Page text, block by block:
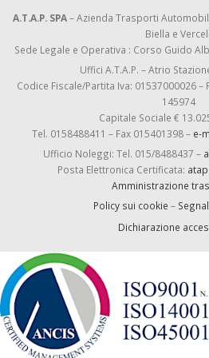
A.T.A.P. SPA– Azienda Trasporti
Biella e
Sede Legale e Operativa : Corso Guido
Uffici A.T.A.P. – Atrio
Codice Fiscale/Partita Iva: 01537000026 –
145974
Capitale Sociale €
Tel. 0158488411 – Fax 015401398 – e-
Ufficio Noleggi: Tel. 015/8488437 –
Posta Elettronica Certificata:
Amministrazione
Policy sui cookie –
Dichiarazione